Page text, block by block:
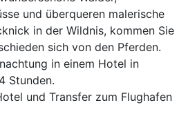
und überqueren malerische
in der Wildnis, kommen Sie
sich von den Pferden.
in einem Hotel in
Stunden.
und Transfer zum Flughafen